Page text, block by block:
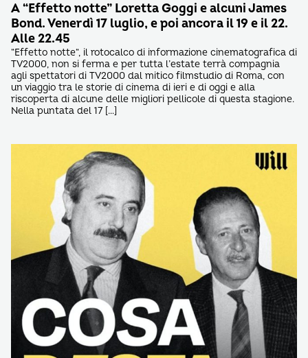
A “Effetto notte” Loretta Goggi e alcuni James
Bond. Venerdì 17 luglio, e poi ancora il 19 e il 22.
Alle 22.45
“Effetto notte“, il rotocalco di informazione cinematografica di
TV2000, non si ferma e per tutta l’estate terrà compagnia
agli spettatori di TV2000 dal mitico filmstudio di Roma, con
un viaggio tra le storie di cinema di ieri e di oggi e alla
riscoperta di alcune delle migliori pellicole di questa stagione.
Nella puntata del 17 […]